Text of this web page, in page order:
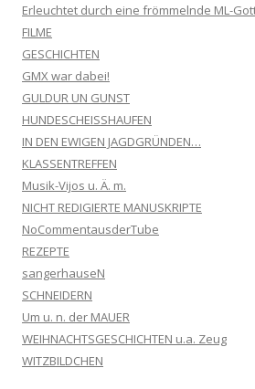
Erleuchtet durch eine frömmelnde ML-
FILME
GESCHICHTEN
GMX war dabei!
GULDUR UN GUNST
HUNDESCHEISSHAUFEN
IN DEN EWIGEN JAGDGRÜNDEN…
KLASSENTREFFEN
Musik-Vijos u. Ä. m.
NICHT REDIGIERTE MANUSKRIPTE
NoCommentausderTube
REZEPTE
sangerhauseN
SCHNEIDERN
Um u. n. der MAUER
WEIHNACHTSGESCHICHTEN u.a. Zeug
WITZBILDCHEN